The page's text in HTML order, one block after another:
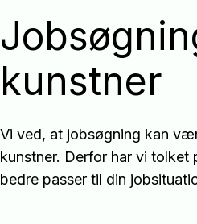
kunstner
Vi ved, at jobsøgning kan
kunstner. Derfor har vi tolket
bedre passer til din